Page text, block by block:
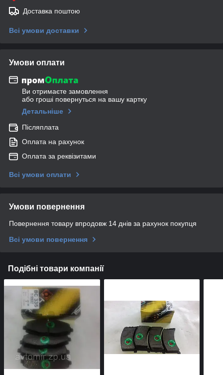
Доставка поштою
Всі умови доставки
Умови оплати
Ви отримаєте замовлення
або гроші повернуться на вашу картку
Детальніше
Післяплата
Оплата на рахунок
Оплата за реквізитами
Всі умови оплати
Умови повернення
Повернення товару впродовж 14 днів за рахунок покупця
Всі умови повернення
Подібні товари компанії